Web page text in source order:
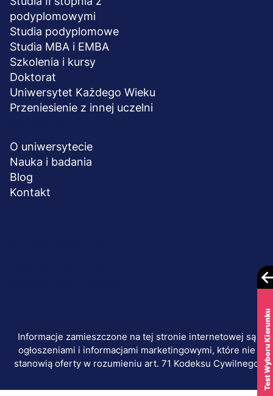
podyplomowymi
Studia podyplomowe
Studia MBA i EMBA
Szkolenia i kursy
Doktorat
Uniwersytet Każdego Wieku
Przeniesienie z innej uczelni
O uniwersytecie
Nauka i badania
Blog
Kontakt
Informacje zamieszczone na tej stronie internetowej są
ogłoszeniami i informacjami marketingowymi, które nie
stanowią oferty w rozumieniu art. 71 Kodeksu Cywilnego Test Wyboru Kierunku